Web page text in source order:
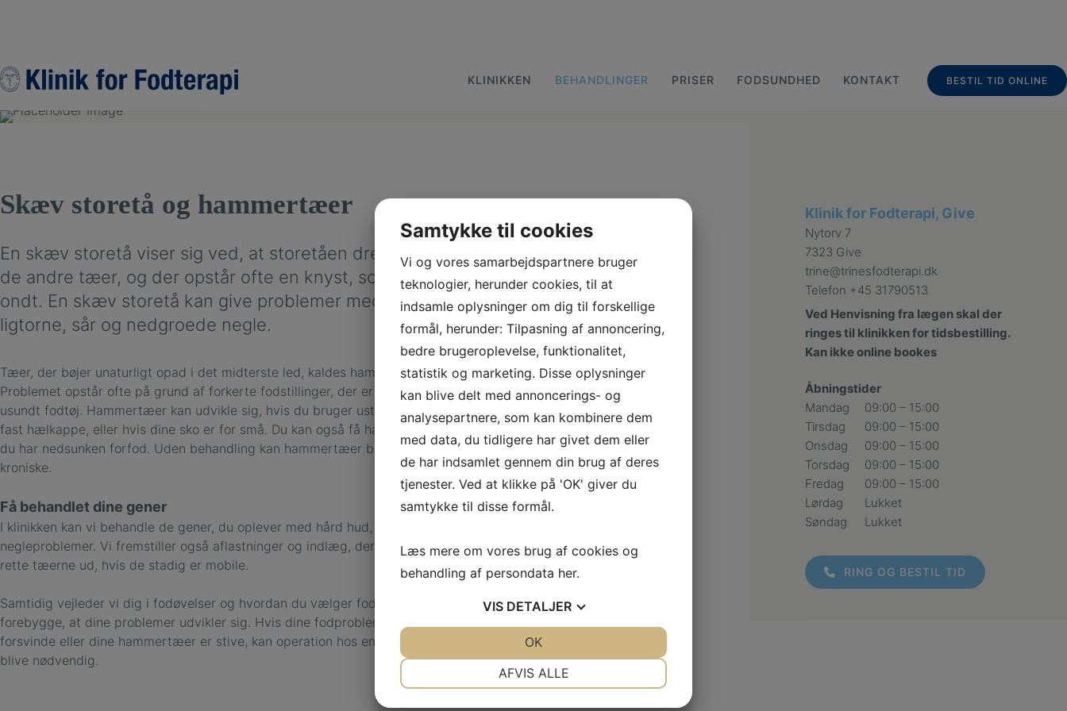
KLINIKKEN BEHANDLINGER PRISER FODSUNDHED KONTAKT BESTIL TID ONLINE
Skæv storetå og hammertæer
En skæv storetå viser sig ved, at storetåen drejer ind mod
de andre tæer, og der opstår ofte en knyst, som kan gøre
ondt. En skæv storetå kan give problemer med hård hud,
ligtorne, sår og nedgroede negle.
Tæer, der bøjer unaturligt opad i det midterste led, kaldes hammertæer.
Problemet opstår ofte på grund af forkerte fodstillinger, der er kombineret med
usundt fodtøj. Hammertæer kan udvikle sig, hvis du bruger ustabile sko uden
fast hælkappe, eller hvis dine sko er for små. Du kan også få hammertæer, hvis
du har nedsunken forfod. Uden behandling kan hammertæer blive stive og
kroniske.
Få behandlet dine gener
I klinikken kan vi behandle de gener, du oplever med hård hud, ligtorne og
negleproblemer. Vi fremstiller også aflastninger og indlæg, der hjælper med at
rette tæerne ud, hvis de stadig er mobile.
Samtidig vejleder vi dig i fodøvelser og hvordan du vælger fodtøj, der kan
forebygge, at dine problemer udvikler sig. Hvis dine fodproblemer ikke vil
forsvinde eller dine hammertæer er stive, kan operation hos en ortopædkirurg
blive nødvendig.
Klinik for Fodterapi, Give
Nytorv 7
7323 Give
trine@trinesfodterapi.dk
Telefon +45 31790513
Ved Henvisning fra lægen skal der
ringes til klinikken for tidsbestilling.
Kan ikke online bookes
Åbningstider
Mandag
09:00 – 15:00
Tirsdag
09:00 – 15:00
Onsdag
09:00 – 15:00
Torsdag
09:00 – 15:00
Fredag
09:00 – 15:00
Lørdag
Lukket
Søndag
Lukket
RING OG BESTIL TID
Samtykke til cookies
Vi og vores samarbejdspartnere bruger
teknologier, herunder cookies, til at
indsamle oplysninger om dig til forskellige
formål, herunder: Tilpasning af annoncering,
bedre brugeroplevelse, funktionalitet,
statistik og marketing. Disse oplysninger
kan blive delt med annoncerings- og
analysepartnere, som kan kombinere dem
med data, du tidligere har givet dem eller
de har indsamlet gennem din brug af deres
tjenester. Ved at klikke på 'OK' giver du
samtykke til disse formål.
Læs mere om vores brug af cookies og
behandling af persondata her.
VIS DETALJER
AFVIS ALLE
OK